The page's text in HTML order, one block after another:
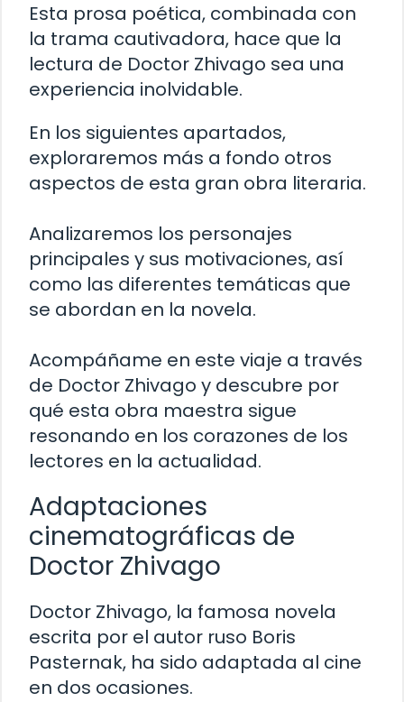
Esta prosa poética, combinada con
la trama cautivadora, hace que la
lectura de Doctor Zhivago sea una
experiencia inolvidable.
En los siguientes apartados,
exploraremos más a fondo otros
aspectos de esta gran obra literaria.
Analizaremos los personajes
principales y sus motivaciones, así
como las diferentes temáticas que
se abordan en la novela.
Acompáñame en este viaje a través
de Doctor Zhivago y descubre por
qué esta obra maestra sigue
resonando en los corazones de los
lectores en la actualidad.
Adaptaciones
cinematográficas de
Doctor Zhivago
Doctor Zhivago, la famosa novela
escrita por el autor ruso Boris
Pasternak, ha sido adaptada al cine
en dos ocasiones.